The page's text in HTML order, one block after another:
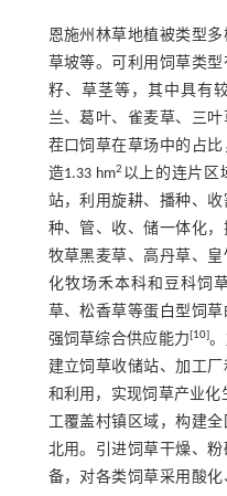
恩施州林草地植被类型
草坡等。可利用饲草类
籽、草茎等，其中具有
兰、葛叶、雀麦草、三
茬口饲草在草场中的占
造1.33 hm2 以上的连片区
站，利用旋耕、播种、
种、管、收、储一体化
牧草黑麦草、高丹草、
化牧场禾本科和豆科饲
草、松香草等蛋白型饲
强饲草综合供应能力[10]
建立饲草收储站、加工
和利用，实现饲草产业化
工覆盖村镇区域，构建
北用。引进饲草干燥、
备，对各类饲草采用酸